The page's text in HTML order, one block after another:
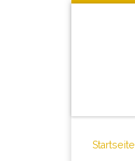
Startseite